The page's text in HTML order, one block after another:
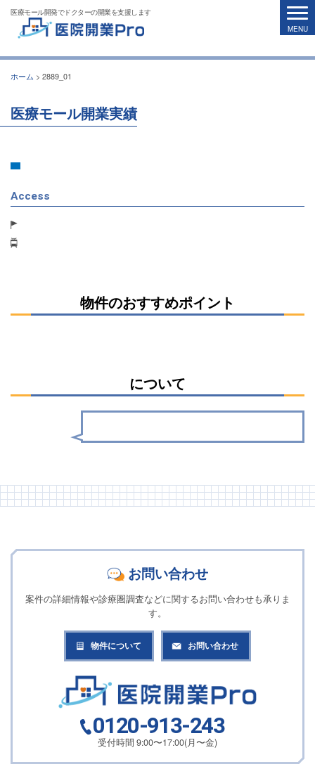
医療モール開発でドクターの開業を支援します
ホーム > 2889_01
医療モール開業実績
Access
物件のおすすめポイント
について
お問い合わせ
案件の詳細情報や診療圏調査などに関するお問い合わせも承りま
す。
物件について お問い合わせ
0120-913-243
受付時間 9:00〜17:00(月〜金)